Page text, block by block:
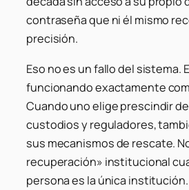
contraseña que ni él mismo
precisión.
Eso no es un fallo del sistema.
funcionando exactamente
Cuando uno elige prescindir
custodios y reguladores,
sus mecanismos de rescate.
recuperación» institucional
persona es la única